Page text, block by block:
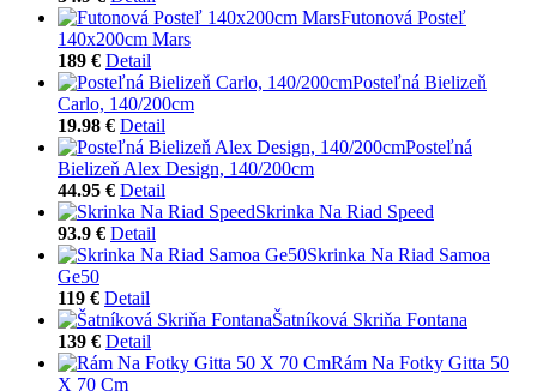
Futonová Posteľ
140x200cm Mars
189 € Detail
Posteľná Bielizeň
Carlo, 140/200cm
19.98 € Detail
Posteľná
Bielizeň Alex Design, 140/200cm
44.95 € Detail
Skrinka Na Riad Speed
93.9 € Detail
Skrinka Na Riad Samoa
Ge50
119 € Detail
Šatníková Skriňa Fontana
139 € Detail
Rám Na Fotky Gitta 50
X 70 Cm